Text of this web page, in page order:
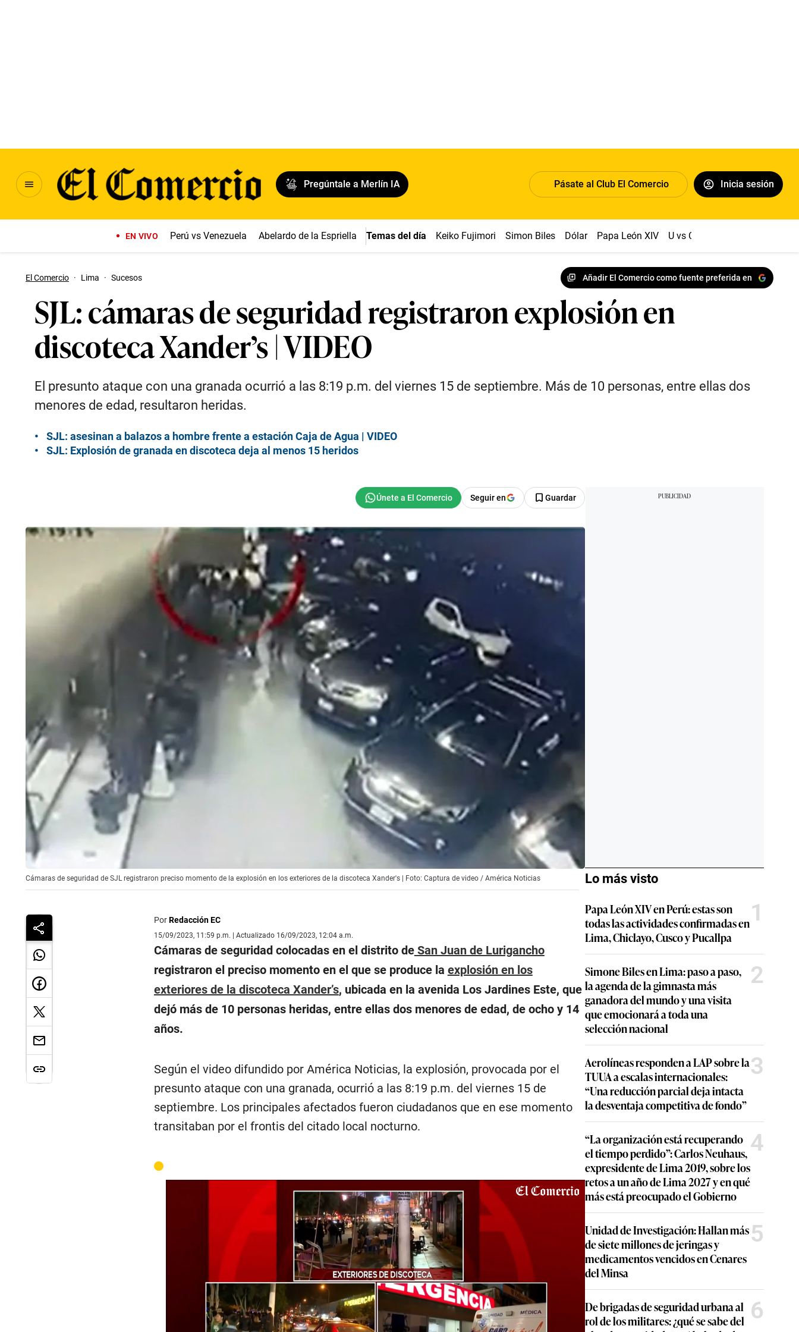
Pregúntale a Merlín IA Pásate al Club El Comercio Inicia sesión
EN VIVO Perú vs Venezuela Abelardo de la Espriella Temas del día Keiko Fujimori Simon Biles Dólar Papa León XIV U vs Cristal
El Comercio · Lima · Sucesos Añadir El Comercio como fuente preferida en
SJL: cámaras de seguridad registraron explosión en
discoteca Xander’s | VIDEO
El presunto ataque con una granada ocurrió a las 8:19 p.m. del viernes 15 de septiembre. Más de 10 personas, entre ellas dos
menores de edad, resultaron heridas.
SJL: asesinan a balazos a hombre frente a estación Caja de Agua | VIDEO
SJL: Explosión de granada en discoteca deja al menos 15 heridos
Seguir en Guardar
Cámaras de seguridad de SJL registraron preciso momento de la explosión en los exteriores de la discoteca Xander's | Foto: Captura de video / América Noticias
PorRedacción EC
15/09/2023, 11:59 p.m. | Actualizado 16/09/2023, 12:04 a.m.
Cámaras de seguridad colocadas en el distrito deSan Juan de Lurigancho
registraron el preciso momento en el que se produce la explosión en los
exteriores de la discoteca Xander’s, ubicada en la avenida Los Jardines Este, que
dejó más de 10 personas heridas, entre ellas dos menores de edad, de ocho y 14
años.
Según el video difundido por América Noticias, la explosión, provocada por el
presunto ataque con una granada, ocurrió a las 8:19 p.m. del viernes 15 de
septiembre. Los principales afectados fueron ciudadanos que en ese momento
transitaban por el frontis del citado local nocturno.
Lo más visto
Papa León XIV en Perú: estas son
todas las actividades confirmadas en
Lima, Chiclayo, Cusco y Pucallpa
1
Simone Biles en Lima: paso a paso,
la agenda de la gimnasta más
ganadora del mundo y una visita
que emocionará a toda una
selección nacional
2
Aerolíneas responden a LAP sobre la
TUUA a escalas internacionales:
“Una reducción parcial deja intacta
la desventaja competitiva de fondo”
3
“La organización está recuperando
el tiempo perdido”: Carlos Neuhaus,
expresidente de Lima 2019, sobre los
retos a un año de Lima 2027 y en qué
más está preocupado el Gobierno
4
Unidad de Investigación: Hallan más
de siete millones de jeringas y
medicamentos vencidos en Cenares
del Minsa
5
De brigadas de seguridad urbana al
rol de los militares: ¿qué se sabe del 6